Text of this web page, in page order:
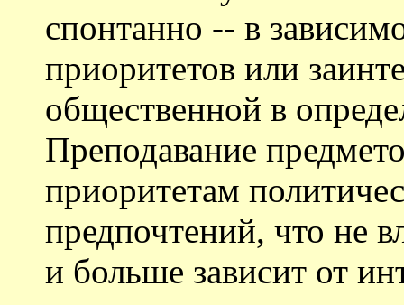
спонтанно -- в
приоритетов или
общественной в
Преподавание
приоритетам
предпочтений, что не
и больше зависит от